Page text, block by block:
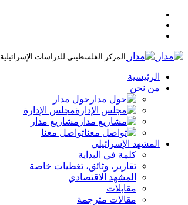
المركز الفلسطيني للدراسات الإسرائيلية
الرئيسية
من نحن
حول مدار
مجلس الإدارة
مشاريع مدار
تواصل معنا
المشهد الإسرائيلي
كلمة في البداية
تقارير، وثائق، تغطيات خاصة
المشهد الاقتصادي
مقابلات
مقالات مترجمة